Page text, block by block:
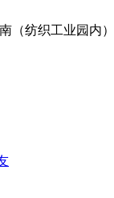
（纺织工业园内）